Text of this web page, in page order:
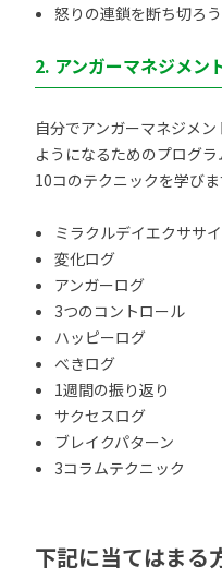
怒りの連鎖を断ち切ろう
2. アンガーマネジメン
自分でアンガーマネジメ
ようになるためのプログ
10コのテクニックを学びま
ミラクルデイエクササ
変化ログ
アンガーログ
3つのコントロール
ハッピーログ
べきログ
1週間の振り返り
サクセスログ
ブレイクパターン
3コラムテクニック
下記に当てはまる